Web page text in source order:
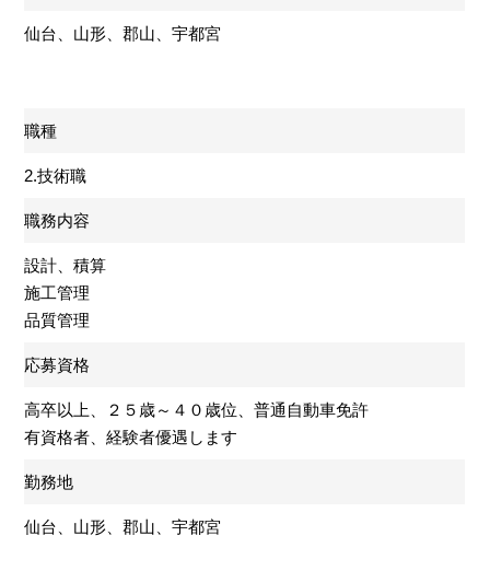
仙台、山形、郡山、宇都宮
職種
2.技術職
職務内容
設計、積算
施工管理
品質管理
応募資格
高卒以上、２５歳～４０歳位、普通自動車免許
有資格者、経験者優遇します
勤務地
仙台、山形、郡山、宇都宮